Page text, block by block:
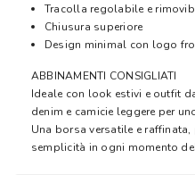
Tracolla regolabile e
Chiusura superiore
Design minimal con logo
ABBINAMENTI CONSIGLIATI
Ideale con look estivi e outfit
denim e camicie leggere per
Una borsa versatile e
semplicità in ogni momento